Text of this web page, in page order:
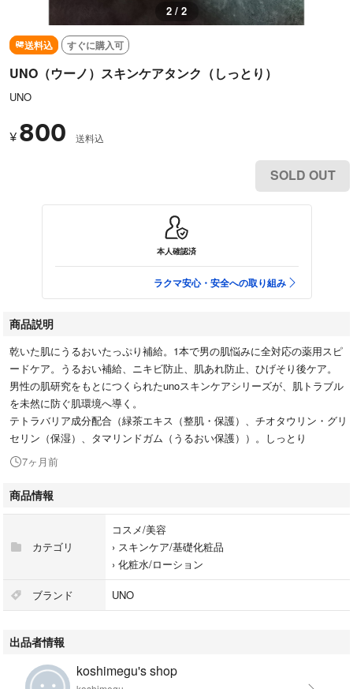
1 / 2
送料込 すぐに購入可
UNO（ウーノ）スキンケアタンク（しっとり）
UNO
¥ 800 送料込
SOLD OUT
本人確認済
ラクマ安心・安全への取り組み
商品説明
乾いた肌にうるおいたっぷり補給。1本で男の肌悩みに全対応の薬用スピ
ードケア。うるおい補給、ニキビ防止、肌あれ防止、ひげそり後ケア。
男性の肌研究をもとにつくられたunoスキンケアシリーズが、肌トラブル
を未然に防ぐ肌環境へ導く。
テトラバリア成分配合（緑茶エキス（整肌・保護）、チオタウリン・グリ
セリン（保湿）、タマリンドガム（うるおい保護））。しっとり
7ヶ月前
商品情報
カテゴリ
コスメ/美容
› スキンケア/基礎化粧品
› 化粧水/ローション
ブランド UNO
出品者情報
koshimegu's shop